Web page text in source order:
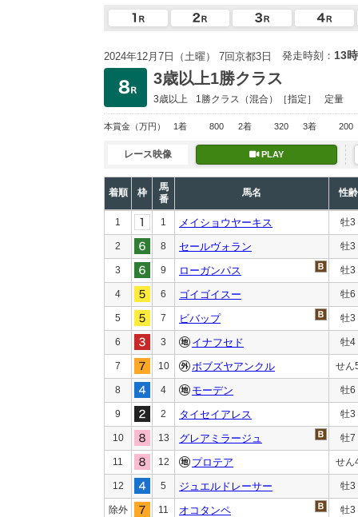
2024年12月7日（土曜） 7回京都3日 発走時刻： 13
3歳以上1勝クラス
3歳以上 1勝クラス （混合）［指定］ 定量
本賞金 （万円） 1着 800 2着 320 3着 200
レース映像 PLAY
着順 枠
馬
番
馬名 性齢
1 1 メイショウヤーキス 牡3
2 8 セールヴォラン 牡3
3 9 ローガンパス 牡3
4 6 ゴイゴイスー 牡6
5 7 ビバップ 牡3
6 3 イナフセド 牡4
7 10 ボブズヤアンクル せん
8 4 モーデン 牡6
9 2 タイセイアレス 牡3
10 13 グレアミラージュ 牡7
11 12 プロテア せん
12 5 ジュエルドレーサー 牡3
除外 11 オコタンペ 牡3